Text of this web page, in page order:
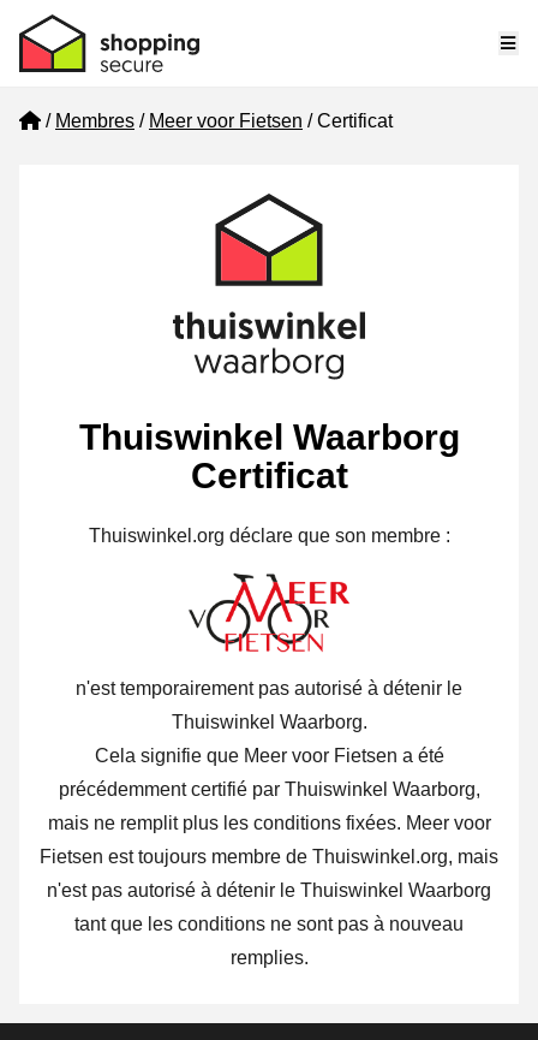
Home
Membres Meer voor Fietsen Certificat
Thuiswinkel Waarborg
Certificat
Thuiswinkel.org déclare que son membre :
n'est temporairement pas autorisé à détenir le
Thuiswinkel Waarborg.
Cela signifie que Meer voor Fietsen a été
précédemment certifié par Thuiswinkel Waarborg,
mais ne remplit plus les conditions fixées. Meer voor
Fietsen est toujours membre de Thuiswinkel.org, mais
n'est pas autorisé à détenir le Thuiswinkel Waarborg
tant que les conditions ne sont pas à nouveau
remplies.